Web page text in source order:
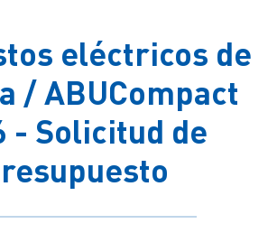
eléctricos de
/ ABUCompact
- Solicitud de